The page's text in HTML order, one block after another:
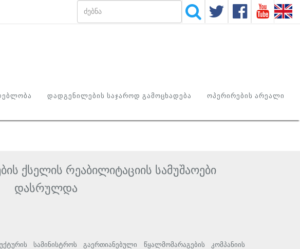
ᲓᲐᲓᲒᲔᲜᲘᲚᲔᲑᲘᲡ ᲡᲐᲯᲐᲠᲝᲓ ᲒᲐᲛᲝᲪᲮᲐᲓᲔᲑᲐ ᲝᲞᲔᲠᲘᲠᲔᲑᲘᲡ ᲐᲠᲔᲐᲚᲘ
ქსელის რეაბილიტაციის სამუშაოები
დასრულდა
სამინისტროს გაერთიანებული წყალმომარაგების კომპანიის